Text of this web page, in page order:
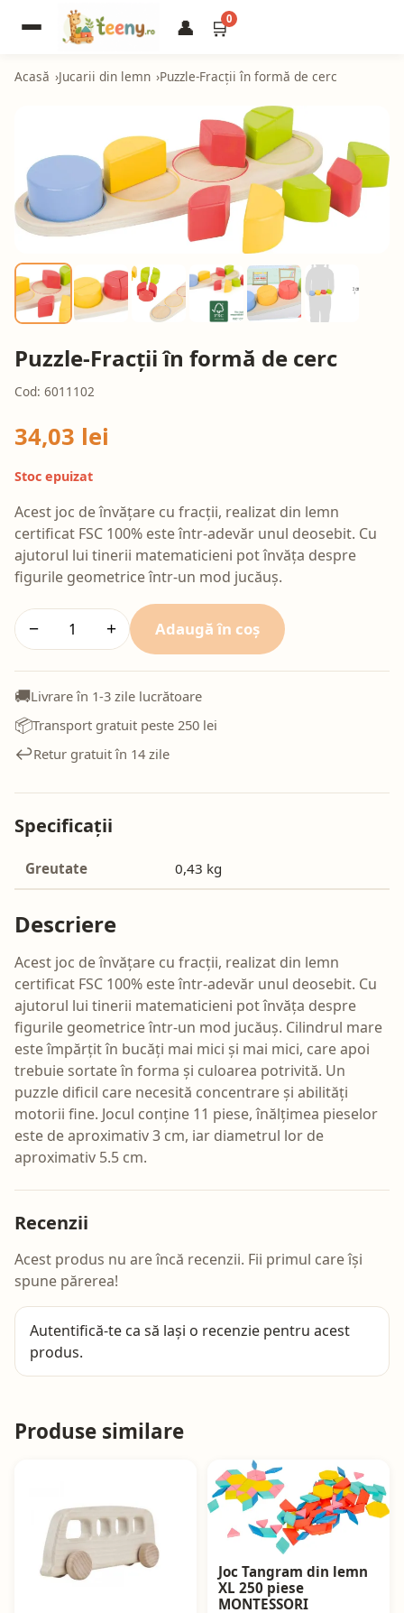
👤 🛒0
Acasă Jucarii din lemn Puzzle-Fracții în formă de cerc
Puzzle-Fracții în formă de cerc
Cod: 6011102
34,03 lei
Stoc epuizat
Acest joc de învățare cu fracții, realizat din lemn
certificat FSC 100% este într-adevăr unul deosebit. Cu
ajutorul lui tinerii matematicieni pot învăța despre
figurile geometrice într-un mod jucăuș.
− + Adaugă în coș
🚚Livrare în 1-3 zile lucrătoare
📦Transport gratuit peste 250 lei
↩️Retur gratuit în 14 zile
Specificații
Greutate 0,43 kg
Descriere
Acest joc de învățare cu fracții, realizat din lemn
certificat FSC 100% este într-adevăr unul deosebit. Cu
ajutorul lui tinerii matematicieni pot învăța despre
figurile geometrice într-un mod jucăuș. Cilindrul mare
este împărțit în bucăți mai mici și mai mici, care apoi
trebuie sortate în forma și culoarea potrivită. Un
puzzle dificil care necesită concentrare și abilități
motorii fine. Jocul conține 11 piese, înălțimea pieselor
este de aproximativ 3 cm, iar diametrul lor de
aproximativ 5.5 cm.
Recenzii
Acest produs nu are încă recenzii. Fii primul care își
spune părerea!
Autentifică-te ca să lași o recenzie pentru acest
produs.
Produse similare
Joc Tangram din lemn
XL 250 piese
MONTESSORI